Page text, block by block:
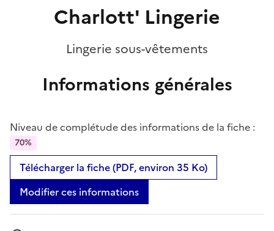
Charlott' Lingerie
Lingerie sous-vêtements
Informations générales
Niveau de complétude des informations de la fiche :
70%
Télécharger la fiche (PDF, environ 35 Ko)
Modifier ces informations